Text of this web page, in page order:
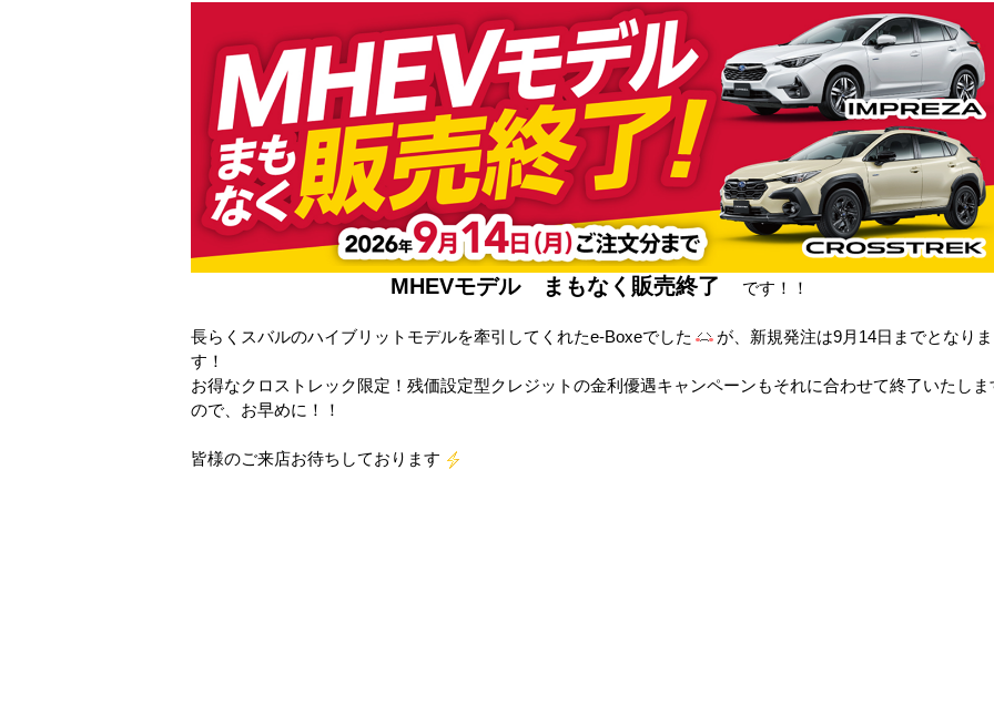
MHEVモデル まもなく販売終了 です！！
長らくスバルのハイブリットモデルを牽引してくれたe-Boxeでした
が、新規発注は9月14日までとなりま
す！
お得なクロストレック限定！残価設定型クレジットの金利優遇キャンペーンもそれに合わせて終了いたしま
ので、お早めに！！
皆様のご来店お待ちしております